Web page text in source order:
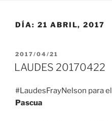
DÍA: 21 ABRIL, 2017
PUBLICADO
EL
2017/04/21
LAUDES 20170422
#LaudesFrayNelson para el
Pascua